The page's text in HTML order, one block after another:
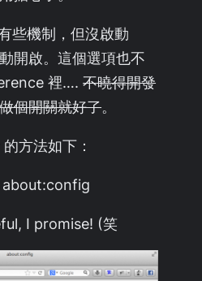
些機制，但沒啟動
開啟。這個選項也不
裡….不曉得開發
個開關就好了。
方法如下：
about:config
I promise! (笑